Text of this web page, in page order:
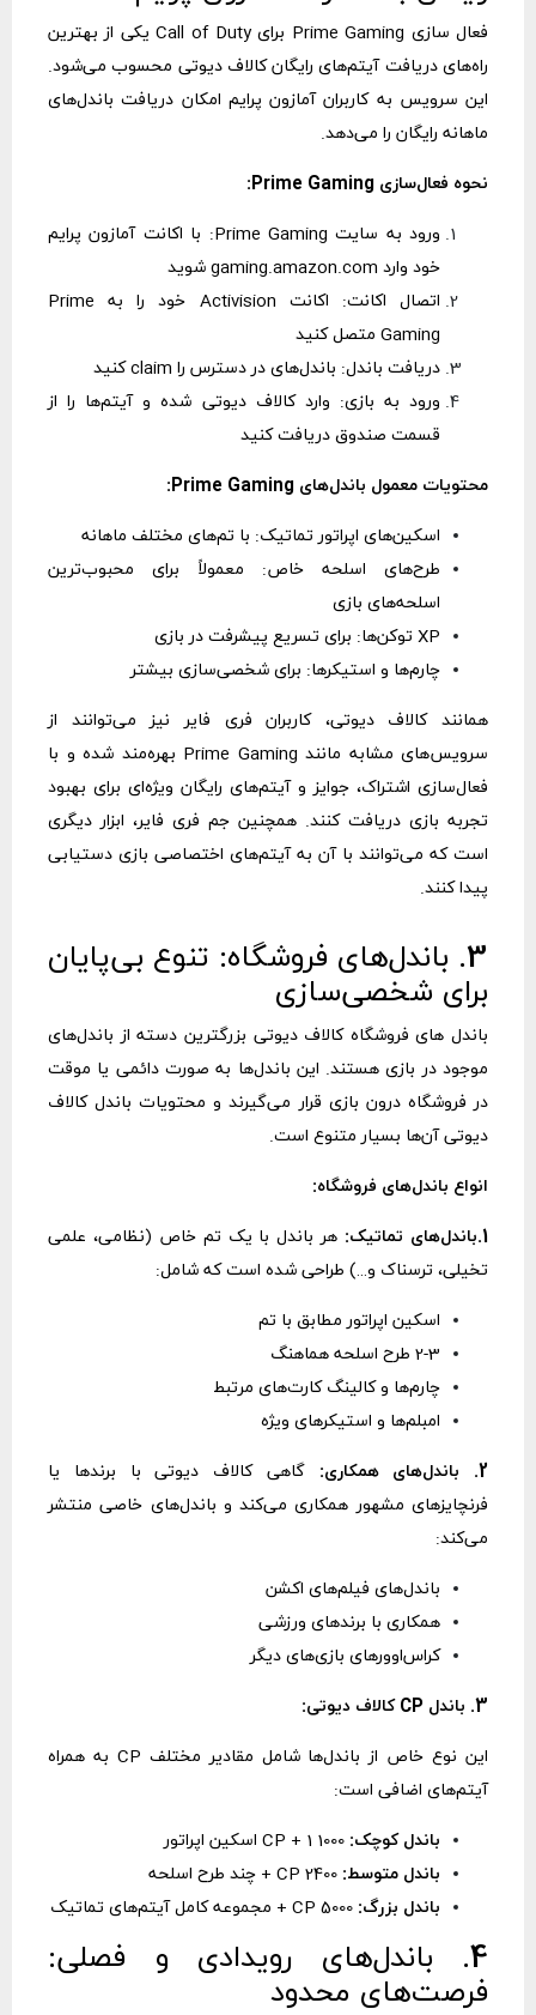
فعال سازی Prime Gaming برای Call of Duty یکی از بهترین
راه‌های دریافت آیتم‌های رایگان کالاف دیوتی محسوب می‌شود.
این سرویس به کاربران آمازون پرایم امکان دریافت باندل‌های
ماهانه رایگان را می‌دهد.
نحوه فعال‌سازی Prime Gaming:
ورود به سایت Prime Gaming: با اکانت آمازون پرایم
خود وارد gaming.amazon.com شوید
اتصال اکانت: اکانت Activision خود را به Prime
Gaming متصل کنید
دریافت باندل: باندل‌های در دسترس را claim کنید
ورود به بازی: وارد کالاف دیوتی شده و آیتم‌ها را از
قسمت صندوق دریافت کنید
محتویات معمول باندل‌های Prime Gaming:
اسکین‌های اپراتور تماتیک: با تم‌های مختلف ماهانه
طرح‌های اسلحه خاص: معمولاً برای محبوب‌ترین
اسلحه‌های بازی
XP توکن‌ها: برای تسریع پیشرفت در بازی
چارم‌ها و استیکرها: برای شخصی‌سازی بیشتر
همانند کالاف دیوتی، کاربران فری فایر نیز می‌توانند از
سرویس‌های مشابه مانند Prime Gaming بهره‌مند شده و با
فعال‌سازی اشتراک، جوایز و آیتم‌های رایگان ویژه‌ای برای بهبود
تجربه بازی دریافت کنند. همچنین جم فری فایر، ابزار دیگری
است که می‌توانند با آن به آیتم‌های اختصاصی بازی دستیابی
پیدا کنند.
3. باندل‌های فروشگاه: تنوع بی‌پایان
برای شخصی‌سازی
باندل های فروشگاه کالاف دیوتی بزرگترین دسته از باندل‌های
موجود در بازی هستند. این باندل‌ها به صورت دائمی یا موقت
در فروشگاه درون بازی قرار می‌گیرند و محتویات باندل کالاف
دیوتی آن‌ها بسیار متنوع است.
انواع باندل‌های فروشگاه:
1.باندل‌های تماتیک:
هر باندل با یک تم خاص (نظامی، علمی
تخیلی، ترسناک و…) طراحی شده است که شامل:
اسکین اپراتور مطابق با تم
2-3 طرح اسلحه هماهنگ
چارم‌ها و کالینگ کارت‌های مرتبط
امبلم‌ها و استیکرهای ویژه
2. باندل‌های همکاری:
گاهی کالاف دیوتی با برندها یا
فرنچایزهای مشهور همکاری می‌کند و باندل‌های خاصی منتشر
می‌کند:
باندل‌های فیلم‌های اکشن
همکاری با برندهای ورزشی
کراس‌اوورهای بازی‌های دیگر
3. باندل CP کالاف دیوتی:
این نوع خاص از باندل‌ها شامل مقادیر مختلف CP به همراه
آیتم‌های اضافی است:
باندل کوچک:
باندل متوسط: 2400 CP + چند طرح اسلحه
باندل بزرگ:
4. باندل‌های رویدادی و فصلی:
فرصت‌های محدود